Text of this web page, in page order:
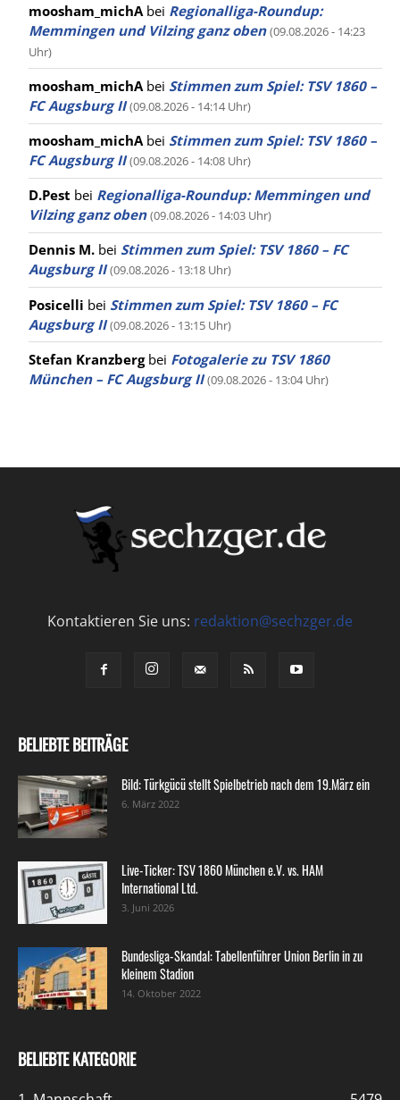
moosham_michA bei Regionalliga-Roundup:
Memmingen und Vilzing ganz oben (09.08.2026 - 14:23
Uhr)
moosham_michA bei Stimmen zum Spiel: TSV 1860 –
FC Augsburg II (09.08.2026 - 14:14 Uhr)
moosham_michAbei Stimmen zum Spiel: TSV 1860 –
FC Augsburg II (09.08.2026 - 14:08 Uhr)
D.Pest bei Regionalliga-Roundup: Memmingen und
Vilzing ganz oben (09.08.2026 - 14:03 Uhr)
Dennis M. bei Stimmen zum Spiel: TSV 1860 – FC
Augsburg II (09.08.2026 - 13:18 Uhr)
Posicelli bei Stimmen zum Spiel: TSV 1860 – FC
Augsburg II (09.08.2026 - 13:15 Uhr)
Stefan Kranzbergbei Fotogalerie zu TSV 1860
München – FC Augsburg II (09.08.2026 - 13:04 Uhr)
Kontaktieren Sie uns: redaktion@sechzger.de
BELIEBTE BEITRÄGE
Bild: Türkgücü stellt Spielbetrieb nach dem 19.März ein
6. März 2022
Live-Ticker: TSV 1860 München e.V. vs. HAM
International Ltd.
3. Juni 2026
Bundesliga-Skandal: Tabellenführer Union Berlin in zu
kleinem Stadion
14. Oktober 2022
BELIEBTE KATEGORIE